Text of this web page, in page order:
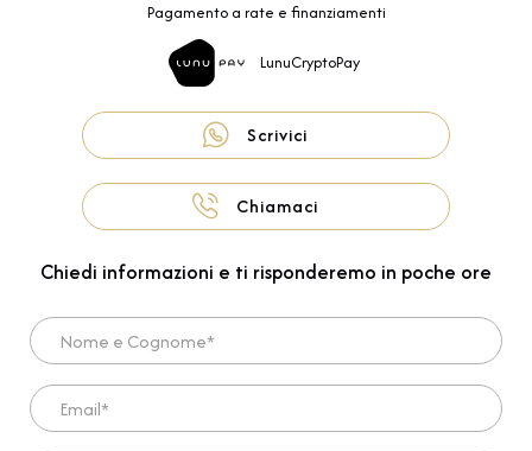
Pagamento a rate e finanziamenti
LunuCryptoPay
Scrivici
Chiamaci
Chiedi informazioni e ti risponderemo in poche ore
Nome e Cognome*
Email*